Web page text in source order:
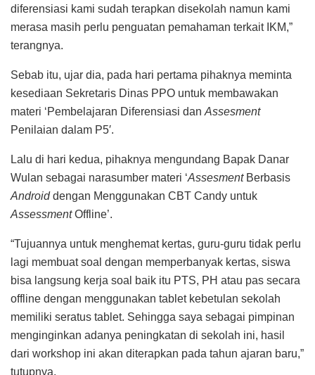
diferensiasi kami sudah terapkan disekolah namun kami
merasa masih perlu penguatan pemahaman terkait IKM,”
terangnya.
Sebab itu, ujar dia, pada hari pertama pihaknya meminta
kesediaan Sekretaris Dinas PPO untuk membawakan
materi ‘Pembelajaran Diferensiasi dan Assesment
Penilaian dalam P5′.
Lalu di hari kedua, pihaknya mengundang Bapak Danar
Wulan sebagai narasumber materi ‘Assesment Berbasis
Androiddengan Menggunakan CBT Candy untuk
AssessmentOffline’.
“Tujuannya untuk menghemat kertas, guru-guru tidak perlu
lagi membuat soal dengan memperbanyak kertas, siswa
bisa langsung kerja soal baik itu PTS, PH atau pas secara
offline dengan menggunakan tablet kebetulan sekolah
memiliki seratus tablet. Sehingga saya sebagai pimpinan
menginginkan adanya peningkatan di sekolah ini, hasil
dari workshop ini akan diterapkan pada tahun ajaran baru,”
tutupnya.